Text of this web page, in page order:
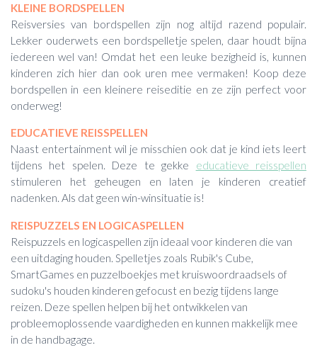
KLEINE BORDSPELLEN
Reisversies van bordspellen zijn nog altijd razend populair.
Lekker ouderwets een bordspelletje spelen, daar houdt bijna
iedereen wel van! Omdat het een leuke bezigheid is, kunnen
kinderen zich hier dan ook uren mee vermaken! Koop deze
bordspellen in een kleinere reiseditie en ze zijn perfect voor
onderweg!
EDUCATIEVE REISSPELLEN
Naast entertainment wil je misschien ook dat je kind iets leert
tijdens het spelen. Deze te gekke educatieve reisspellen
stimuleren het geheugen en laten je kinderen creatief
nadenken. Als dat geen win-winsituatie is!
REISPUZZELS EN LOGICASPELLEN
Reispuzzels en logicaspellen zijn ideaal voor kinderen die van
een uitdaging houden. Spelletjes zoals Rubik's Cube,
SmartGames en puzzelboekjes met kruiswoordraadsels of
sudoku's houden kinderen gefocust en bezig tijdens lange
reizen. Deze spellen helpen bij het ontwikkelen van
probleemoplossende vaardigheden en kunnen makkelijk mee
in de handbagage.